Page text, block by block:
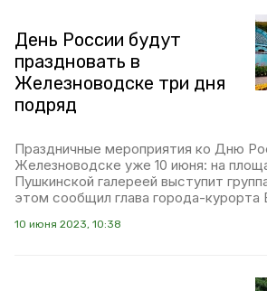
День России будут
праздновать в
Железноводске три дня
подряд
Праздничные мероприятия ко Дню
Железноводске уже 10 июня: на
Пушкинской галереей выступит
этом сообщил глава города-курорта
10 июня 2023, 10:38